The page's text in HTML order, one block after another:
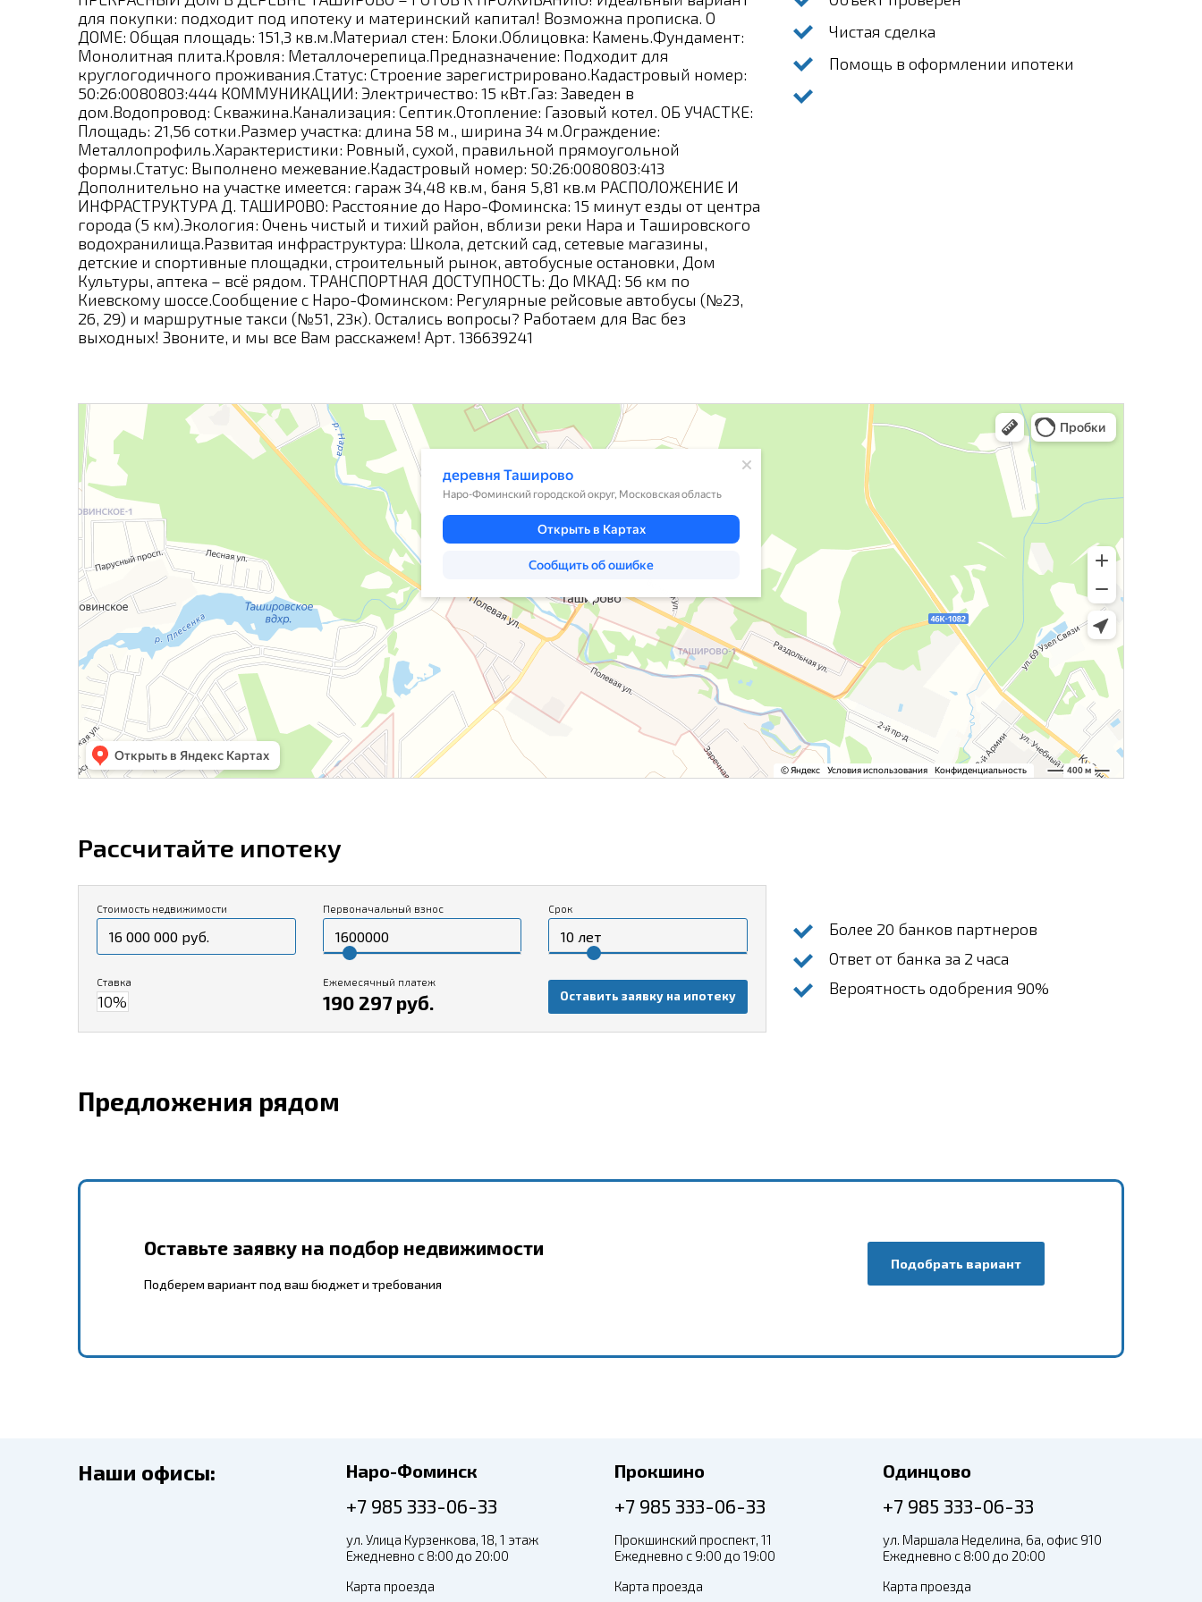
для покупки: подходит под ипотеку и материнский капитал! Возможна прописка. О
ДОМЕ: Общая площадь: 151,3 кв.м.Материал стен: Блоки.Облицовка: Камень.Фундамент:
Монолитная плита.Кровля: Металлочерепица.Предназначение: Подходит для
круглогодичного проживания.Статус: Строение зарегистрировано.Кадастровый номер:
50:26:0080803:444 КОММУНИКАЦИИ: Электричество: 15 кВт.Газ: Заведен в
дом.Водопровод: Скважина.Канализация: Септик.Отопление: Газовый котел. ОБ УЧАСТКЕ:
Площадь: 21,56 сотки.Размер участка: длина 58 м., ширина 34 м.Ограждение:
Металлопрофиль.Характеристики: Ровный, сухой, правильной прямоугольной
формы.Статус: Выполнено межевание.Кадастровый номер: 50:26:0080803:413
Дополнительно на участке имеется: гараж 34,48 кв.м, баня 5,81 кв.м РАСПОЛОЖЕНИЕ И
ИНФРАСТРУКТУРА Д. ТАШИРОВО: Расстояние до Наро-Фоминска: 15 минут езды от центра
города (5 км).Экология: Очень чистый и тихий район, вблизи реки Нара и Ташировского
водохранилища.Развитая инфраструктура: Школа, детский сад, сетевые магазины,
детские и спортивные площадки, строительный рынок, автобусные остановки, Дом
Культуры, аптека – всё рядом. ТРАНСПОРТНАЯ ДОСТУПНОСТЬ: До МКАД: 56 км по
Киевскому шоссе.Сообщение с Наро-Фоминском: Регулярные рейсовые автобусы (№23,
26, 29) и маршрутные такси (№51, 23к). Остались вопросы? Работаем для Вас без
выходных! Звоните, и мы все Вам расскажем! Арт. 136639241
Чистая сделка
Помощь в оформлении ипотеки
Рассчитайте ипотеку
Стоимость недвижимости Первоначальный взнос Срок
Ставка Ежемесячный платеж
190 297 руб. Оставить заявку на ипотеку
Более 20 банков партнеров
Ответ от банка за 2 часа
Вероятность одобрения 90%
Предложения рядом
Оставьте заявку на подбор недвижимости
Подберем вариант под ваш бюджет и требования
Подобрать вариант
Наши офисы: Наро-Фоминск
+7 985 333-06-33
ул. Улица Курзенкова, 18, 1 этаж
Ежедневно с 8:00 до 20:00
Карта проезда
Прокшино
+7 985 333-06-33
Прокшинский проспект, 11
Ежедневно с 9:00 до 19:00
Карта проезда
Одинцово
+7 985 333-06-33
ул. Маршала Неделина, 6а, офис 910
Ежедневно с 8:00 до 20:00
Карта проезда